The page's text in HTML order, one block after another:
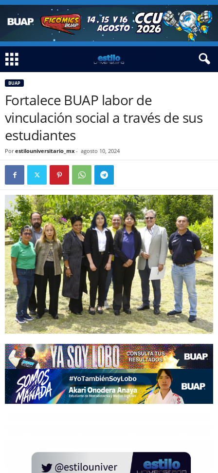
BUAP
Fortalece BUAP labor de
vinculación social a través de sus
estudiantes
Por estilouniversitario_mx - agosto 10, 2024